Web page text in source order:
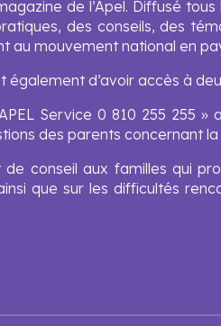
de l’Apel. Diffusé
des conseils, des
au mouvement national en
d’avoir accès à
Service 0 810 255 255 »
des parents concernant
de conseil aux familles qui
que sur les difficultés